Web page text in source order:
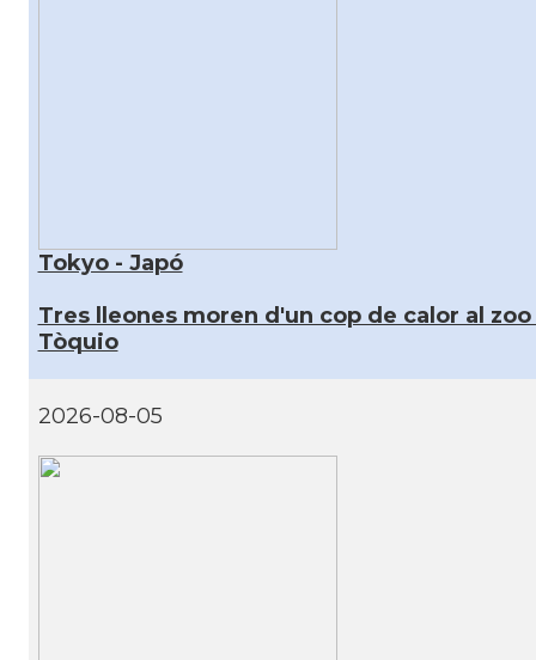
Tokyo - Japó
Tres lleones moren d'un cop de calor al
Tòquio
2026-08-05